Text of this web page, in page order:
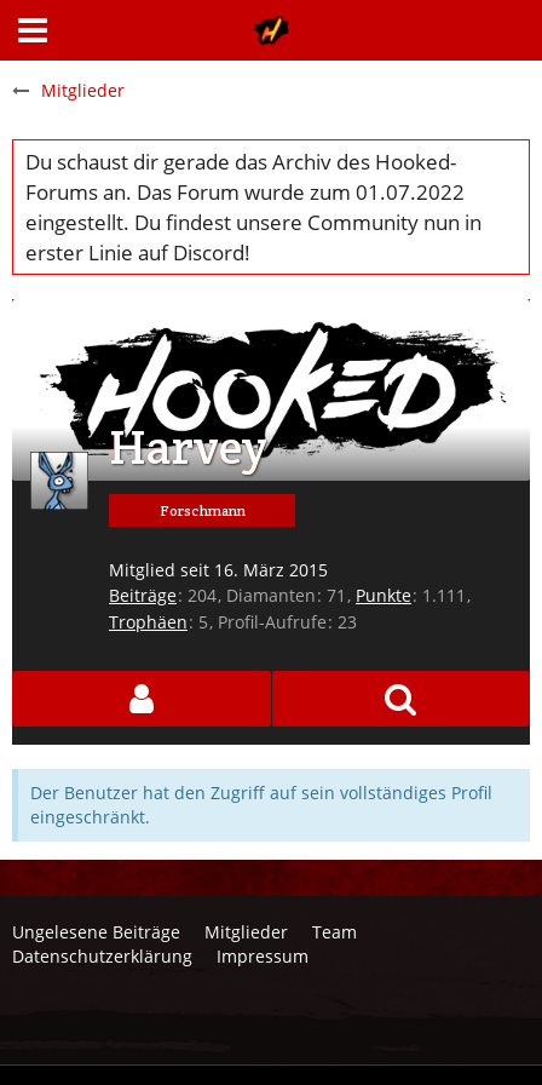
Mitglieder
Harvey
Forschmann
Mitglied seit 16. März 2015
Beiträge 204 Diamanten 71 Punkte 1.111
Trophäen 5 Profil-Aufrufe 23
Der Benutzer hat den Zugriff auf sein vollständiges Profil
eingeschränkt.
Ungelesene Beiträge Mitglieder
Team
Datenschutzerklärung
Impressum